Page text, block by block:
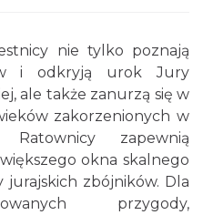
2026
2026-09-05
nie tylko poznają
i odkryją urok Jury
ale także zanurzą się w
zakorzenionych w
zapewnią
okna skalnego
jurajskich zbójników. Dla
przygody,